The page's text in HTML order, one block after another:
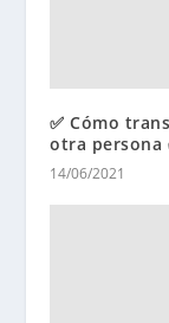
✅ Cómo
otra persona
14/06/2021